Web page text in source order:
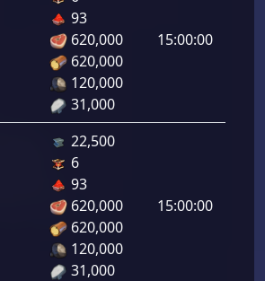
93
620,000
620,000
120,000
31,000
15:00:00
22,500
6
93
620,000
620,000
120,000
31,000
15:00:00